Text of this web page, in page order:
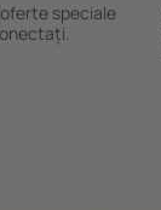
speciale